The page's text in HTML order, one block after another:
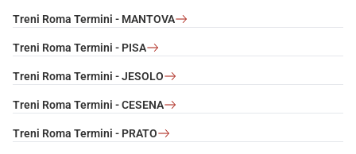
Treni Roma Termini - MANTOVA
Treni Roma Termini - PISA
Treni Roma Termini - JESOLO
Treni Roma Termini - CESENA
Treni Roma Termini - PRATO